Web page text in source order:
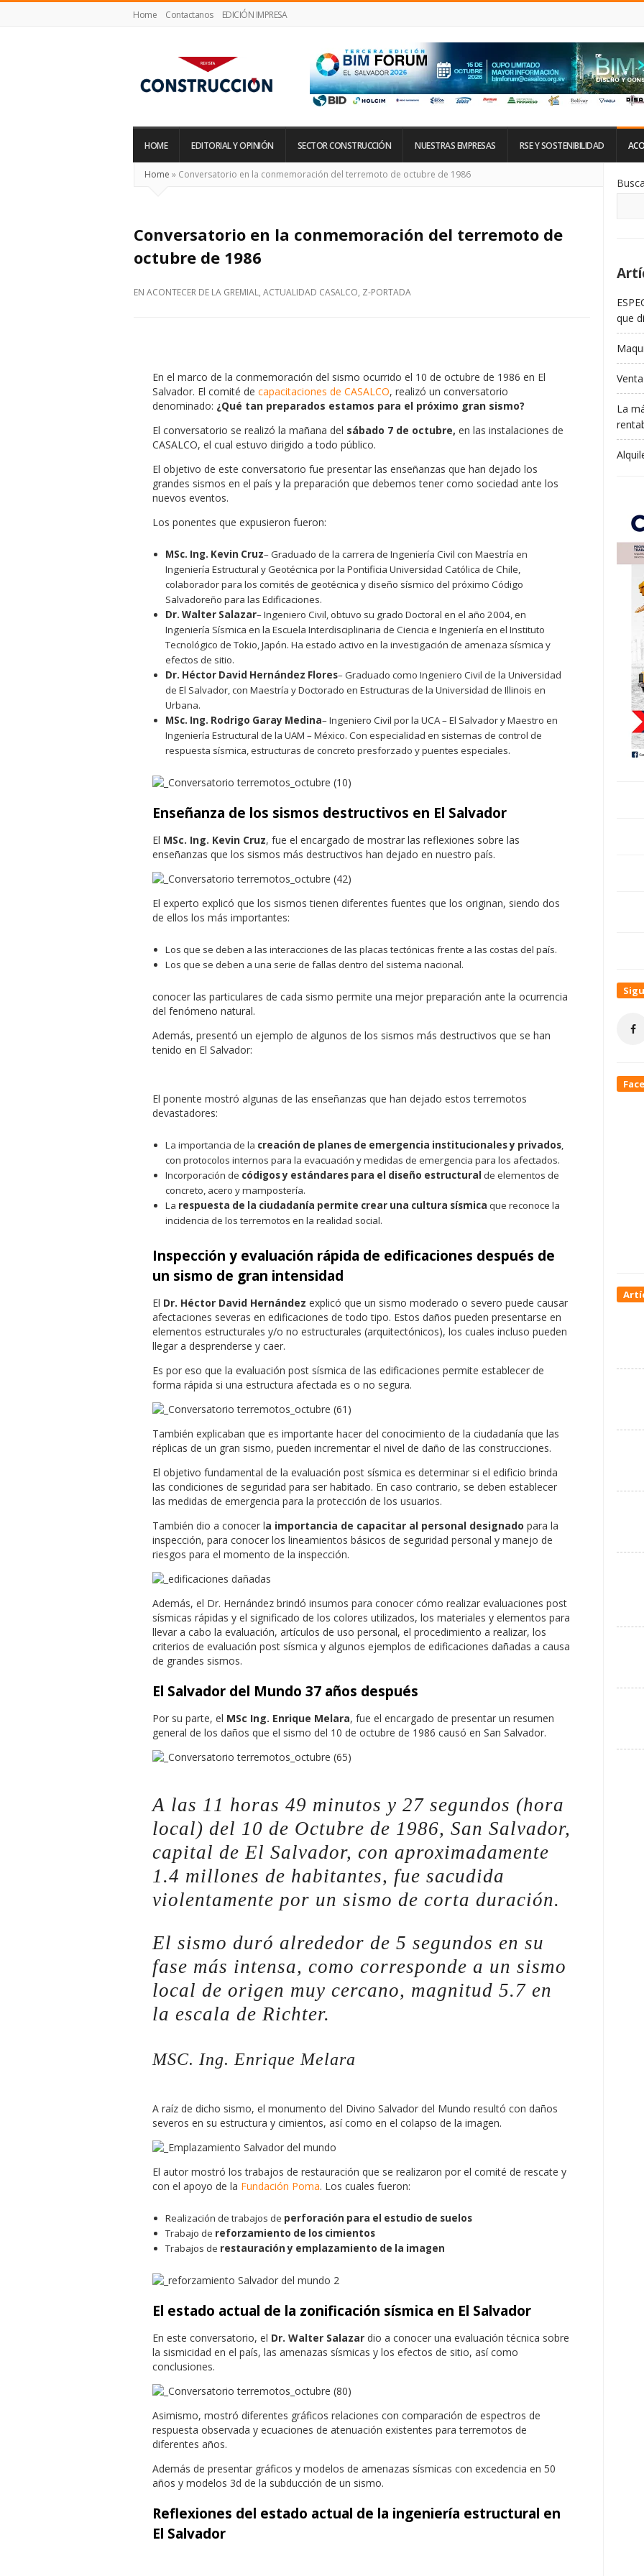
Home Contactanos EDICIÓN IMPRESA
Construcción
HOME EDITORIAL Y OPINIÓN SECTOR CONSTRUCCIÓN NUESTRAS EMPRESAS RSE Y SOSTENIBILIDAD
Home » Conversatorio en la conmemoración del terremoto de octubre de 1986
Conversatorio en la conmemoración del terremoto de
octubre de 1986
EN ACONTECER DE LA GREMIAL, ACTUALIDAD CASALCO, Z-PORTADA
En el marco de la conmemoración del sismo ocurrido el 10 de octubre de 1986 en El
Salvador. El comité de capacitaciones de CASALCO, realizó un conversatorio
denominado: ¿Qué tan preparados estamos para el próximo gran sismo?
El conversatorio se realizó la mañana del sábado 7 de octubre, en las instalaciones de
CASALCO, el cual estuvo dirigido a todo público.
El objetivo de este conversatorio fue presentar las enseñanzas que han dejado los
grandes sismos en el país y la preparación que debemos tener como sociedad ante los
nuevos eventos.
Los ponentes que expusieron fueron:
MSc. Ing. Kevin Cruz– Graduado de la carrera de Ingeniería Civil con Maestría en
Ingeniería Estructural y Geotécnica por la Pontificia Universidad Católica de Chile,
colaborador para los comités de geotécnica y diseño sísmico del próximo Código
Salvadoreño para las Edificaciones.
Dr. Walter Salazar– Ingeniero Civil, obtuvo su grado Doctoral en el año 2004, en
Ingeniería Sísmica en la Escuela Interdisciplinaria de Ciencia e Ingeniería en el Instituto
Tecnológico de Tokio, Japón. Ha estado activo en la investigación de amenaza sísmica y
efectos de sitio.
Dr. Héctor David Hernández Flores– Graduado como Ingeniero Civil de la Universidad
de El Salvador, con Maestría y Doctorado en Estructuras de la Universidad de Illinois en
Urbana.
MSc. Ing. Rodrigo Garay Medina– Ingeniero Civil por la UCA – El Salvador y Maestro en
Ingeniería Estructural de la UAM – México. Con especialidad en sistemas de control de
respuesta sísmica, estructuras de concreto presforzado y puentes especiales.
Enseñanza de los sismos destructivos en El Salvador
El MSc. Ing. Kevin Cruz, fue el encargado de mostrar las reflexiones sobre las
enseñanzas que los sismos más destructivos han dejado en nuestro país.
El experto explicó que los sismos tienen diferentes fuentes que los originan, siendo dos
de ellos los más importantes:
Los que se deben a las interacciones de las placas tectónicas frente a las costas del país.
Los que se deben a una serie de fallas dentro del sistema nacional.
conocer las particulares de cada sismo permite una mejor preparación ante la ocurrencia
del fenómeno natural.
Además, presentó un ejemplo de algunos de los sismos más destructivos que se han
tenido en El Salvador:
El ponente mostró algunas de las enseñanzas que han dejado estos terremotos
devastadores:
La importancia de la creación de planes de emergencia institucionales y privados,
con protocolos internos para la evacuación y medidas de emergencia para los afectados.
Incorporación de códigos y estándares para el diseño estructural de elementos de
concreto, acero y mampostería.
La respuesta de la ciudadanía permite crear una cultura sísmica que reconoce la
incidencia de los terremotos en la realidad social.
Inspección y evaluación rápida de edificaciones después de
un sismo de gran intensidad
El Dr. Héctor David Hernández explicó que un sismo moderado o severo puede causar
afectaciones severas en edificaciones de todo tipo. Estos daños pueden presentarse en
elementos estructurales y/o no estructurales (arquitectónicos), los cuales incluso pueden
llegar a desprenderse y caer.
Es por eso que la evaluación post sísmica de las edificaciones permite establecer de
forma rápida si una estructura afectada es o no segura.
También explicaban que es importante hacer del conocimiento de la ciudadanía que las
réplicas de un gran sismo, pueden incrementar el nivel de daño de las construcciones.
El objetivo fundamental de la evaluación post sísmica es determinar si el edificio brinda
las condiciones de seguridad para ser habitado. En caso contrario, se deben establecer
las medidas de emergencia para la protección de los usuarios.
También dio a conocer la importancia de capacitar al personal designado para la
inspección, para conocer los lineamientos básicos de seguridad personal y manejo de
riesgos para el momento de la inspección.
Además, el Dr. Hernández brindó insumos para conocer cómo realizar evaluaciones post
sísmicas rápidas y el significado de los colores utilizados, los materiales y elementos para
llevar a cabo la evaluación, artículos de uso personal, el procedimiento a realizar, los
criterios de evaluación post sísmica y algunos ejemplos de edificaciones dañadas a causa
de grandes sismos.
El Salvador del Mundo 37 años después
Por su parte, el MSc Ing. Enrique Melara, fue el encargado de presentar un resumen
general de los daños que el sismo del 10 de octubre de 1986 causó en San Salvador.
A las 11 horas 49 minutos y 27 segundos (hora
local) del 10 de Octubre de 1986, San Salvador,
capital de El Salvador, con aproximadamente
1.4 millones de habitantes, fue sacudida
violentamente por un sismo de corta duración.
El sismo duró alrededor de 5 segundos en su
fase más intensa, como corresponde a un sismo
local de origen muy cercano, magnitud 5.7 en
la escala de Richter.
MSC. Ing. Enrique Melara
A raíz de dicho sismo, el monumento del Divino Salvador del Mundo resultó con daños
severos en su estructura y cimientos, así como en el colapso de la imagen.
El autor mostró los trabajos de restauración que se realizaron por el comité de rescate y
con el apoyo de la Fundación Poma. Los cuales fueron:
Realización de trabajos de perforación para el estudio de suelos
Trabajo de reforzamiento de los cimientos
Trabajos de restauración y emplazamiento de la imagen
El estado actual de la zonificación sísmica en El Salvador
En este conversatorio, el Dr. Walter Salazar dio a conocer una evaluación técnica sobre
la sismicidad en el país, las amenazas sísmicas y los efectos de sitio, así como
conclusiones.
Asimismo, mostró diferentes gráficos relaciones con comparación de espectros de
respuesta observada y ecuaciones de atenuación existentes para terremotos de
diferentes años.
Además de presentar gráficos y modelos de amenazas sísmicas con excedencia en 50
años y modelos 3d de la subducción de un sismo.
Reflexiones del estado actual de la ingeniería estructural en
El Salvador
De
La
que
La